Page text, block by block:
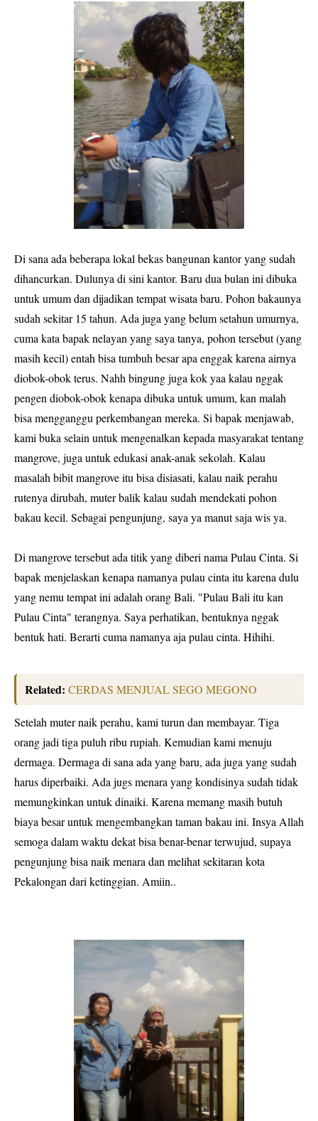
Di sana ada beberapa lokal bekas bangunan kantor yang sudah
dihancurkan. Dulunya di sini kantor. Baru dua bulan ini dibuka
untuk umum dan dijadikan tempat wisata baru. Pohon bakaunya
sudah sekitar 15 tahun. Ada juga yang belum setahun umurnya,
cuma kata bapak nelayan yang saya tanya, pohon tersebut (yang
masih kecil) entah bisa tumbuh besar apa enggak karena airnya
diobok-obok terus. Nahh bingung juga kok yaa kalau nggak
pengen diobok-obok kenapa dibuka untuk umum, kan malah
bisa mengganggu perkembangan mereka. Si bapak menjawab,
kami buka selain untuk mengenalkan kepada masyarakat tentang
mangrove, juga untuk edukasi anak-anak sekolah. Kalau
masalah bibit mangrove itu bisa disiasati, kalau naik perahu
rutenya dirubah, muter balik kalau sudah mendekati pohon
bakau kecil. Sebagai pengunjung, saya ya manut saja wis ya.
Di mangrove tersebut ada titik yang diberi nama Pulau Cinta. Si
bapak menjelaskan kenapa namanya pulau cinta itu karena dulu
yang nemu tempat ini adalah orang Bali. "Pulau Bali itu kan
Pulau Cinta" terangnya. Saya perhatikan, bentuknya nggak
bentuk hati. Berarti cuma namanya aja pulau cinta. Hihihi.
Related: CERDAS MENJUAL SEGO MEGONO
Setelah muter naik perahu, kami turun dan membayar. Tiga
orang jadi tiga puluh ribu rupiah. Kemudian kami menuju
dermaga. Dermaga di sana ada yang baru, ada juga yang sudah
harus diperbaiki. Ada jugs menara yang kondisinya sudah tidak
memungkinkan untuk dinaiki. Karena memang masih butuh
biaya besar untuk mengembangkan taman bakau ini. Insya Allah
semoga dalam waktu dekat bisa benar-benar terwujud, supaya
pengunjung bisa naik menara dan melihat sekitaran kota
Pekalongan dari ketinggian. Amiin..